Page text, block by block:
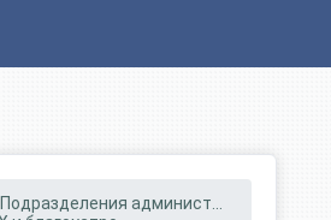
Подразделения админист...